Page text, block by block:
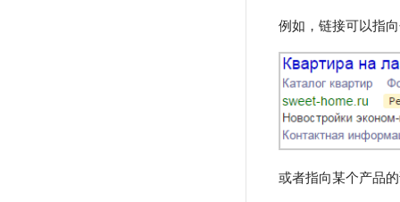
例如，链接可以指
或者指向某个产品